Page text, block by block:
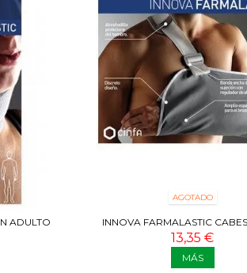
ADULTO
AGOTADO
INNOVA FARMALASTIC
13,35 €
MÁS